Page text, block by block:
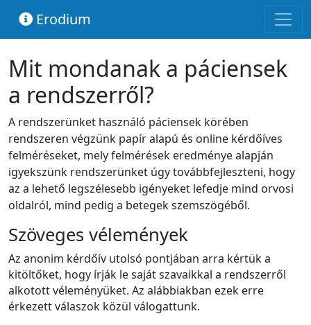
Erodium
Mit mondanak a páciensek
a rendszerről?
A rendszerünket használó páciensek körében
rendszeren végzünk papír alapú és online kérdőíves
felméréseket, mely felmérések eredménye alapján
igyekszünk rendszerünket úgy továbbfejleszteni, hogy
az a lehető legszélesebb igényeket lefedje mind orvosi
oldalról, mind pedig a betegek szemszögéből.
Szöveges vélemények
Az anonim kérdőív utolsó pontjában arra kértük a
kitöltőket, hogy írják le saját szavaikkal a rendszerről
alkotott véleményüket. Az alábbiakban ezek erre
érkezett válaszok közül válogattunk.